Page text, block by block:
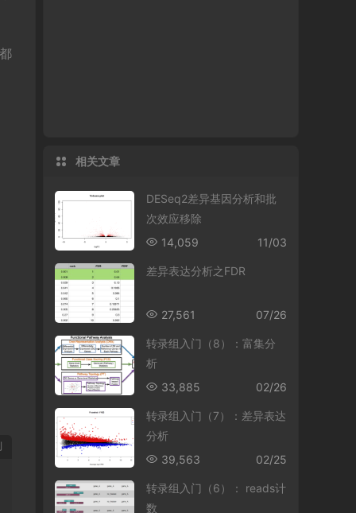
相关文章
DESeq2差异基因分析和批
次效应移除
11/03
14,059
差异表达分析之FDR
07/26
27,561
转录组入门（8）：富集分
析
02/26
33,885
转录组入门（7）：差异表达
分析
02/25
39,563
转录组入门（6）： reads计
数